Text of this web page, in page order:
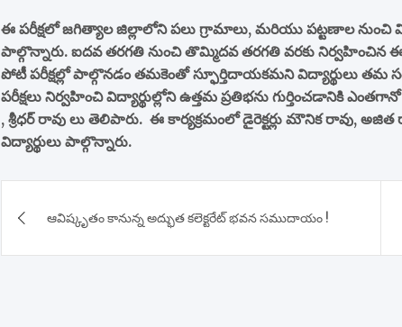
ఈ పరీక్షలో జగిత్యాల జిల్లాలోని పలు గ్రామాలు, మరియు పట్టణాల నుంచి
పాల్గొన్నారు. ఐదవ తరగతి నుంచి తొమ్మిదవ తరగతి వరకు నిర్వహించిన
పోటీ పరీక్షల్లో పాల్గొనడం తమకెంతో స్ఫూర్తిదాయకమని విద్యార్థులు తమ
పరీక్షలు నిర్వహించి విద్యార్థుల్లోని ఉత్తమ ప్రతిభను
, శ్రీధర్ రావు లు తెలిపారు. ఈ కార్యక్రమంలో డైరెక్టర్లు మౌనిక రావు,
విద్యార్థులు పాల్గొన్నారు.
navigation
ఆవిష్కృతం కానున్న అద్భుత కలెక్టరేట్ భవన సముదాయం !